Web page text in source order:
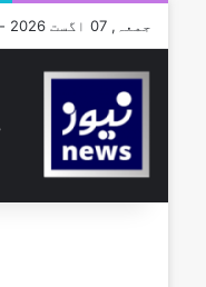
جمعہ, 07 اگست 2026 - GMT+0500 - 18:08:46